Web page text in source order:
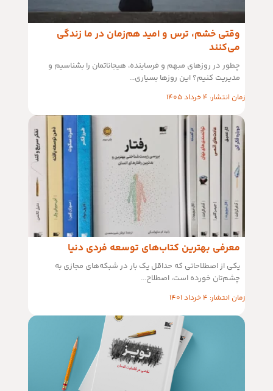
وقتی خشم، ترس و امید هم‌زمان در ما زندگی
می‌کنند
چطور در روزهای مبهم و فرساینده، هیجاناتمان را بشناسیم و
مدیریت کنیم؟ این روزها بسیاری...
زمان انتشار: 4 خرداد 1405
معرفی بهترین کتاب‌های توسعه فردی دنیا
یکی از اصطلاحاتی که حداقل یک بار در شبکه‌های مجازی به
چشم‌تان خورده است، اصطلاح...
زمان انتشار: 4 خرداد 1401